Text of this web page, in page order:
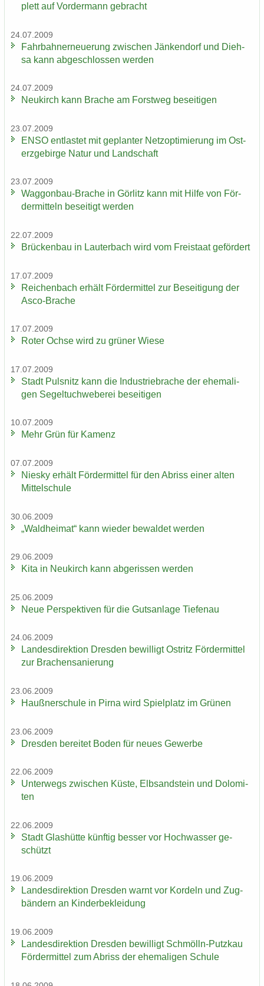
plett auf Vor­der­mann ge­bracht
24.07.2009
Fahr­bahn­erneue­rung zwi­schen Jän­ken­dorf und Dieh­
sa kann ab­ge­schlos­sen wer­den
24.07.2009
Neu­kirch kann Bra­che am Forst­weg be­sei­ti­gen
23.07.2009
ENSO ent­las­tet mit ge­plan­ter Netz­op­ti­mie­rung im Ost­
erz­ge­bir­ge Natur und Land­schaft
23.07.2009
Waggonbau-​Brache in Gör­litz kann mit Hilfe von För­
der­mit­teln be­sei­tigt wer­den
22.07.2009
Brü­cken­bau in Lau­ter­bach wird vom Frei­staat ge­för­dert
17.07.2009
Rei­chen­bach er­hält För­der­mit­tel zur Be­sei­ti­gung der
Asco-​Brache
17.07.2009
Roter Ochse wird zu grü­ner Wiese
17.07.2009
Stadt Puls­nitz kann die In­dus­trie­bra­che der ehe­ma­li­
gen Se­gel­tuch­we­be­rei be­sei­ti­gen
10.07.2009
Mehr Grün für Ka­menz
07.07.2009
Nies­ky er­hält För­der­mit­tel für den Ab­riss einer alten
Mit­tel­schu­le
30.06.2009
„Wald­hei­mat“ kann wie­der be­wal­det wer­den
29.06.2009
Kita in Neu­kirch kann ab­ge­ris­sen wer­den
25.06.2009
Neue Per­spek­ti­ven für die Guts­an­la­ge Tie­fen­au
24.06.2009
Lan­des­di­rek­ti­on Dres­den be­wil­ligt Ost­ritz För­der­mit­tel
zur Bra­chen­sa­nie­rung
23.06.2009
Hauß­ner­schu­le in Pirna wird Spiel­platz im Grü­nen
23.06.2009
Dres­den be­rei­tet Boden für neues Ge­wer­be
22.06.2009
Un­ter­wegs zwi­schen Küste, Elb­sand­stein und Do­lo­mi­
ten
22.06.2009
Stadt Glas­hüt­te künf­tig bes­ser vor Hoch­was­ser ge­
schützt
19.06.2009
Lan­des­di­rek­ti­on Dres­den warnt vor Kor­deln und Zug­
bän­dern an Kin­der­be­klei­dung
19.06.2009
Lan­des­di­rek­ti­on Dres­den be­wil­ligt Schmölln-​Putzkau
För­der­mit­tel zum Ab­riss der ehe­ma­li­gen Schu­le